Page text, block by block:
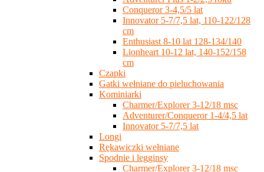
Conqueror 3-4,5/5 lat
Innovator 5-7/7,5 lat, 110-122/128
cm
Enthusiast 8-10 lat 128-134/140
Lionheart 10-12 lat, 140-152/158
cm
Czapki
Gatki wełniane do pieluchowania
Kominiarki
Charmer/Explorer 3-12/18 msc
Adventurer/Conqueror 1-4/4,5 lat
Innovator 5-7/7,5 lat
Longi
Rękawiczki wełniane
Spodnie i legginsy
Charmer/Explorer 3-12/18 msc